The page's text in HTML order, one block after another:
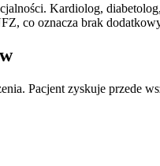
Kardiolog,
co oznacza brak
Pacjent zyskuje przede